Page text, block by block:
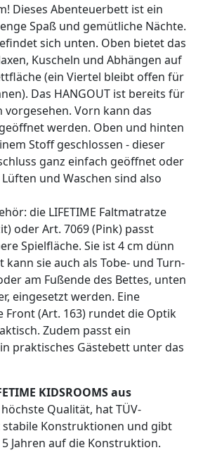
Dieses Abenteuerbett ist ein
Spaß und gemütliche Nächte.
sich unten. Oben bietet das
Kuscheln und Abhängen auf
(ein Viertel bleibt offen für
Das HANGOUT ist bereits für
vorgesehen. Vorn kann das
werden. Oben und hinten
Stoff geschlossen - dieser
ganz einfach geöffnet oder
und Waschen sind also
die LIFETIME Faltmatratze
oder Art. 7069 (Pink) passt
Spielfläche. Sie ist 4 cm dünn
sie auch als Tobe- und Turn-
am Fußende des Bettes, unten
eingesetzt werden. Eine
Front (Art. 163) rundet die Optik
Zudem passt ein
praktisches Gästebett unter das
KIDSROOMS aus
Qualität, hat TÜV-
Konstruktionen und gibt
Jahren auf die Konstruktion.